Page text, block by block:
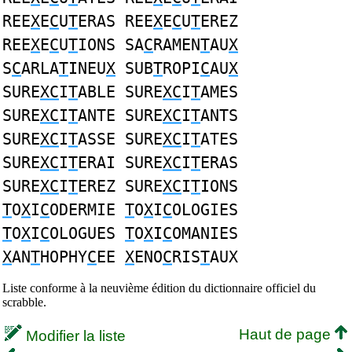
REEXECUTERAS REEXECUTEREZ
REEXECUTIONS SACRAMENTAUX
SCARLATINEUX SUBTROPICAUX
SUREXCITABLE SUREXCITAMES
SUREXCITANTE SUREXCITANTS
SUREXCITASSE SUREXCITATES
SUREXCITERAI SUREXCITERAS
SUREXCITEREZ SUREXCITIONS
TOXICODERMIE TOXICOLOGIES
TOXICOLOGUES TOXICOMANIES
XANTHOPHYCEE XENOCRISTAUX
Liste conforme à la neuvième édition du dictionnaire officiel du
scrabble.
Modifier la liste
Haut de page